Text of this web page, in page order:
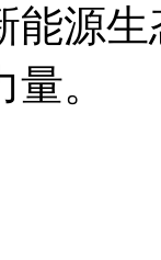
能源
。